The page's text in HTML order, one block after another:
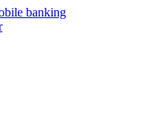
banking